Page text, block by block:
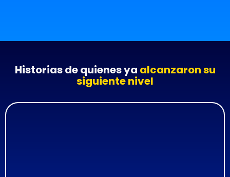
Historias de quienes ya alcanzaron su
siguiente nivel